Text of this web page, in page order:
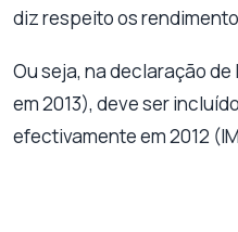
diz respeito os
Ou seja, na declaração
em 2013), deve ser
efectivamente em 2012